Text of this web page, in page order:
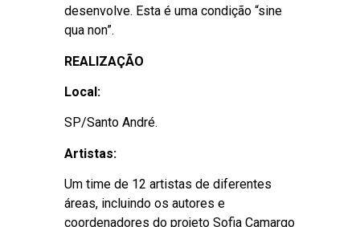
desenvolve. Esta é uma condição “sine
qua non”.
REALIZAÇÃO
Local:
SP/Santo André.
Artistas:
Um time de 12 artistas de diferentes
áreas, incluindo os autores e
coordenadores do projeto Sofia Camargo